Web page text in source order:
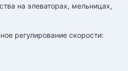
на элеваторах, мельницах,
регулирование скорости: